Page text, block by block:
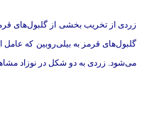
زردی از تخریب بخشی از گلبول‌های قرمز
گلبول‌های قرمز به بیلی‌روبین كه عامل
می‌شود. زردی به دو شكل در نوزاد